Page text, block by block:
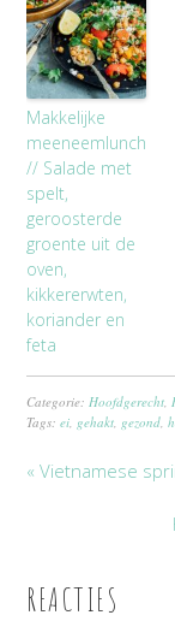
Makkelijke
meeneemlunch
// Salade met
spelt,
geroosterde
groente uit de
oven,
kikkererwten,
koriander en
feta
Categorie: Hoofdgerecht
Tags:ei gehakt gezond ,
« Vietnamese
REACTIES